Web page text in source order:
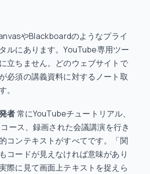
やBlackboardのようなプライ
ルにあります。YouTube専用ツー
立ちません。どのウェブサイトで
必須の講義資料に対するノート取
。
者常にYouTubeチュートリアル、
ース、録画された会議講演を行き
コンテキストがすべてです。「関
コードが見えなければ意味があり
際に見て画面上テキストを捉えら